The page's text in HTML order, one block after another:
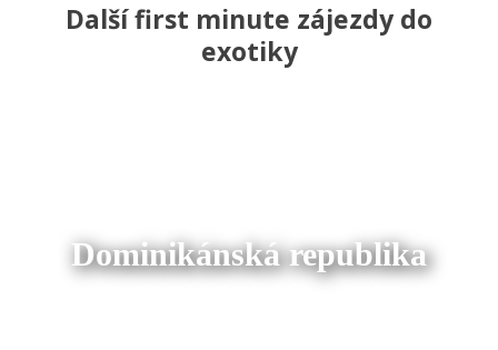
Další first minute zájezdy do
exotiky
Dominikánská republika